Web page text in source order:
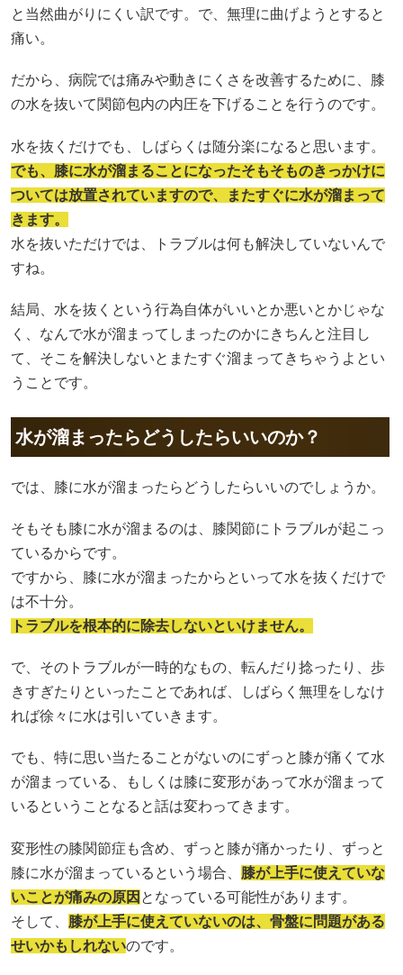
と当然曲がりにくい訳です。で、無理に曲げようとすると
痛い。
だから、病院では痛みや動きにくさを改善するために、膝
の水を抜いて関節包内の内圧を下げることを行うのです。
水を抜くだけでも、しばらくは随分楽になると思います。
でも、膝に水が溜まることになったそもそものきっかけに
ついては放置されていますので、またすぐに水が溜まって
きます。
水を抜いただけでは、トラブルは何も解決していないんで
すね。
結局、水を抜くという行為自体がいいとか悪いとかじゃな
く、なんで水が溜まってしまったのかにきちんと注目し
て、そこを解決しないとまたすぐ溜まってきちゃうよとい
うことです。
水が溜まったらどうしたらいいのか？
では、膝に水が溜まったらどうしたらいいのでしょうか。
そもそも膝に水が溜まるのは、膝関節にトラブルが起こっ
ているからです。
ですから、膝に水が溜まったからといって水を抜くだけで
は不十分。
トラブルを根本的に除去しないといけません。
で、そのトラブルが一時的なもの、転んだり捻ったり、歩
きすぎたりといったことであれば、しばらく無理をしなけ
れば徐々に水は引いていきます。
でも、特に思い当たることがないのにずっと膝が痛くて水
が溜まっている、もしくは膝に変形があって水が溜まって
いるということなると話は変わってきます。
変形性の膝関節症も含め、ずっと膝が痛かったり、ずっと
膝に水が溜まっているという場合、 膝が上手に使えていな
いことが痛みの原因 となっている可能性があります。
そして、 膝が上手に使えていないのは、骨盤に問題がある
せいかもしれないのです。